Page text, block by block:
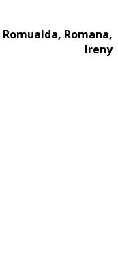
Romualda, Romana,
Ireny